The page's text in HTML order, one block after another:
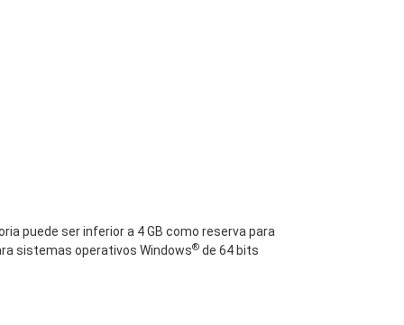
puede ser inferior a 4 GB como reserva para
sistemas operativos Windows® de 64 bits